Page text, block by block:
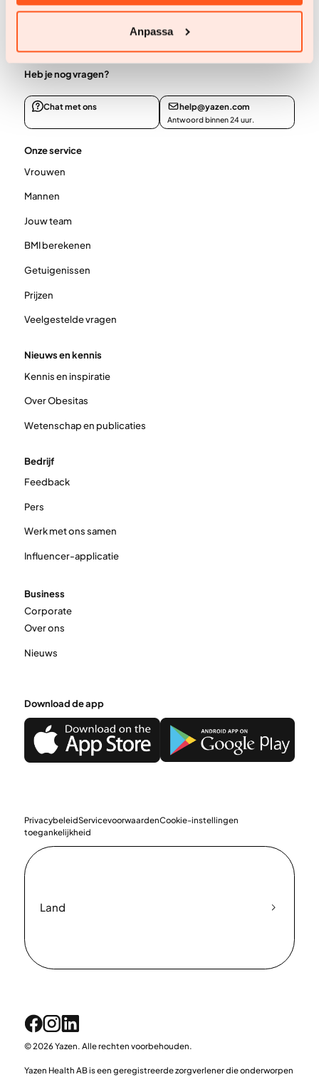
Anpassa
Ga aan de slag
Ga aan de slag
Heb je nog vragen?
Chat met ons help@yazen.com
Antwoord binnen 24 uur.
Onze service
Vrouwen
Mannen
Jouw team
BMI berekenen
Getuigenissen
Prijzen
Veelgestelde vragen
Nieuws en kennis
Kennis en inspiratie
Over Obesitas
Wetenschap en publicaties
Bedrijf
Feedback
Pers
Werk met ons samen
Influencer-applicatie
Business
Corporate
Over ons
Nieuws
Download de app
PrivacybeleidServicevoorwaardenCookie-instellingen
toegankelijkheid
Land
© 2026 Yazen. Alle rechten voorbehouden.
Yazen Health AB is een geregistreerde zorgverlener die onderworpen